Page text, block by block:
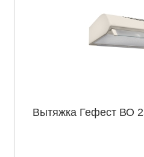
Вытяжка Гефест ВО